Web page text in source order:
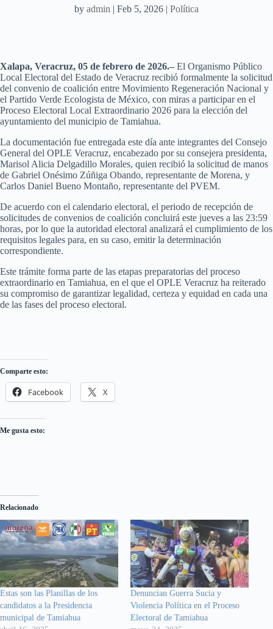
by admin | Feb 5, 2026 | Política
Xalapa, Veracruz, 05 de febrero de 2026.– El Organismo Público
Local Electoral del Estado de Veracruz recibió formalmente la solicitud
del convenio de coalición entre Movimiento Regeneración Nacional y
el Partido Verde Ecologista de México, con miras a participar en el
Proceso Electoral Local Extraordinario 2026 para la elección del
ayuntamiento del municipio de Tamiahua.
La documentación fue entregada este día ante integrantes del Consejo
General del OPLE Veracruz, encabezado por su consejera presidenta,
Marisol Alicia Delgadillo Morales, quien recibió la solicitud de manos
de Gabriel Onésimo Zúñiga Obando, representante de Morena, y
Carlos Daniel Bueno Montaño, representante del PVEM.
De acuerdo con el calendario electoral, el periodo de recepción de
solicitudes de convenios de coalición concluirá este jueves a las 23:59
horas, por lo que la autoridad electoral analizará el cumplimiento de los
requisitos legales para, en su caso, emitir la determinación
correspondiente.
Este trámite forma parte de las etapas preparatorias del proceso
extraordinario en Tamiahua, en el que el OPLE Veracruz ha reiterado
su compromiso de garantizar legalidad, certeza y equidad en cada una
de las fases del proceso electoral.
Comparte esto:
Facebook X
Me gusta esto:
Relacionado
Estas son las Planillas de los
candidatos a la Presidencia
municipal de Tamiahua
Denuncian Guerra Sucia y
Violencia Política en el Proceso
Electoral de Tamiahua